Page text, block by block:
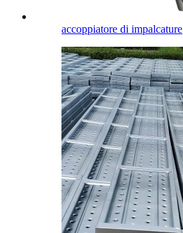
accoppiatore di impalcature